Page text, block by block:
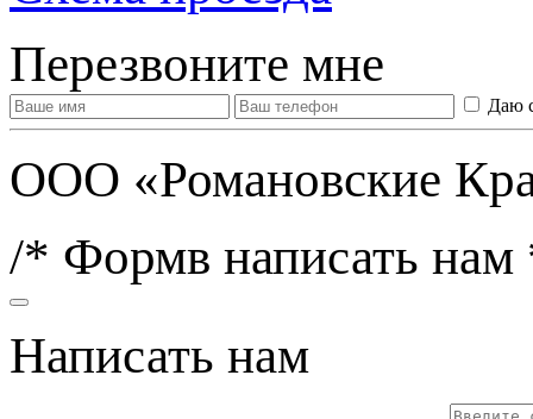
Перезвоните мне
Даю
ООО «Романовские
/* Формв написать нам
Написать нам